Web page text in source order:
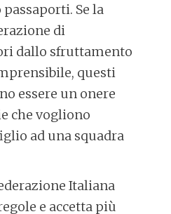
Se la
di
dallo sfruttamento
questi
essere un onere
che vogliono
ad una squadra
Italiana
e accetta più